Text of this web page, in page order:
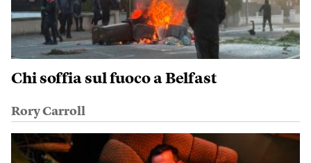
Chi soffia sul fuoco a Belfast
Rory Carroll